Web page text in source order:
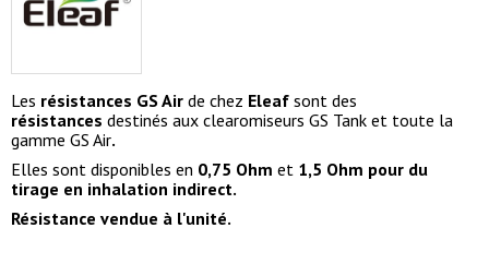
Les résistances GS Air de chez Eleaf sont des
résistances destinés aux clearomiseurs GS Tank et toute la
gamme GS Air.
Elles sont disponibles en 0,75 Ohm et 1,5 Ohm pour du
tirage en inhalation indirect.
Résistance vendue à l'unité.